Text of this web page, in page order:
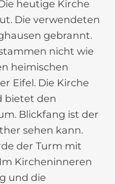
heutige Kirche
Die verwendeten
gebrannt.
nicht wie
heimischen
Eifel. Die Kirche
bietet den
Blickfang ist der
sehen kann.
der Turm mit
Kircheninneren
und die